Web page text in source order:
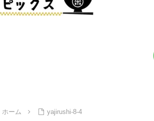
ホーム yajirushi-8-4